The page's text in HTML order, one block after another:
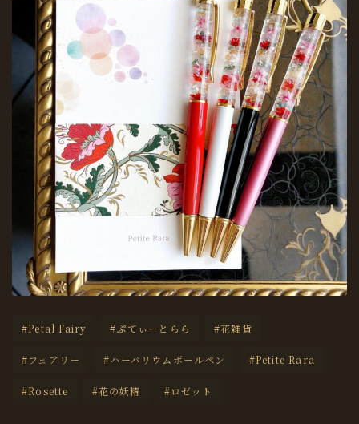
#Petal Fairy #ぷてぃーとらら #花雑貨
#フェアリー #ハーバリウムボールペン #Petite Rara
#Rosette #花の妖精 #ロゼット